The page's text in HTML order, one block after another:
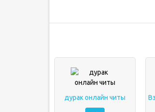
дурак онлайн читы